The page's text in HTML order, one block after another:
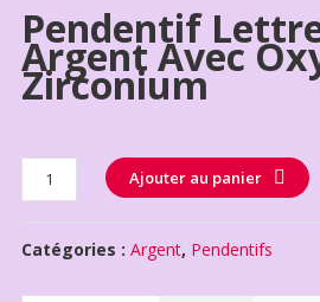
Pendentif
Argent Avec
Zirconium
Quantité Ajouter au panier
Catégories : Argent, Pendentifs